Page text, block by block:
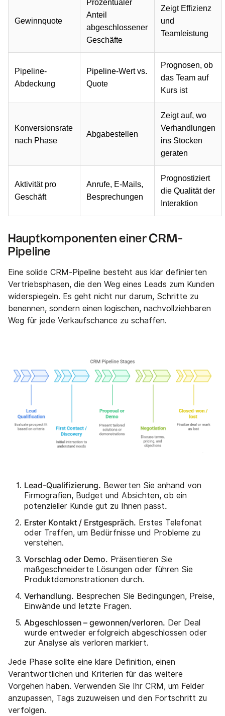
Gewinnquote
Prozentualer
Anteil
abgeschlossener
Geschäfte
Zeigt Effizienz
und
Teamleistung
Pipeline-
Abdeckung
Pipeline-Wert vs.
Quote
Prognosen, ob
das Team auf
Kurs ist
Konversionsrate
nach Phase
Abgabestellen
Zeigt auf, wo
Verhandlungen
ins Stocken
geraten
Aktivität pro
Geschäft
Anrufe, E-Mails,
Besprechungen
Prognostiziert
die Qualität der
Interaktion
Hauptkomponenten einer CRM-
Pipeline
Eine solide CRM-Pipeline besteht aus klar definierten
Vertriebsphasen, die den Weg eines Leads zum Kunden
widerspiegeln. Es geht nicht nur darum, Schritte zu
benennen, sondern einen logischen, nachvollziehbaren
Weg für jede Verkaufschance zu schaffen.
Lead-Qualifizierung. Bewerten Sie anhand von
Firmografien, Budget und Absichten, ob ein
potenzieller Kunde gut zu Ihnen passt.
Erster Kontakt / Erstgespräch. Erstes Telefonat
oder Treffen, um Bedürfnisse und Probleme zu
verstehen.
Vorschlag oder Demo. Präsentieren Sie
maßgeschneiderte Lösungen oder führen Sie
Produktdemonstrationen durch.
Verhandlung. Besprechen Sie Bedingungen, Preise,
Einwände und letzte Fragen.
Abgeschlossen – gewonnen/verloren. Der Deal
wurde entweder erfolgreich abgeschlossen oder
zur Analyse als verloren markiert.
Jede Phase sollte eine klare Definition, einen
Verantwortlichen und Kriterien für das weitere
Vorgehen haben. Verwenden Sie Ihr CRM, um Felder
anzupassen, Tags zuzuweisen und den Fortschritt zu
verfolgen.